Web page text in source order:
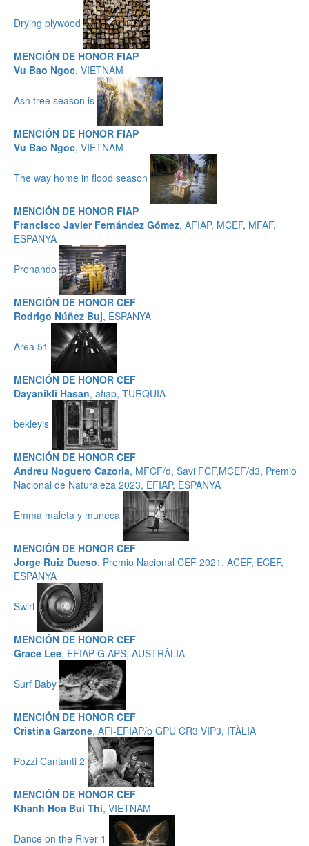
Drying plywood
MENCIÓN DE HONOR FIAP
Vu Bao Ngoc, VIETNAM
Ash tree season is
MENCIÓN DE HONOR FIAP
Vu Bao Ngoc, VIETNAM
The way home in flood season
MENCIÓN DE HONOR FIAP
Francisco Javier Fernández Gómez, AFIAP, MCEF, MFAF,
ESPANYA
Pronando
MENCIÓN DE HONOR CEF
Rodrigo Núñez Buj, ESPANYA
Area 51
MENCIÓN DE HONOR CEF
Dayanikli Hasan, afıap, TURQUIA
bekleyis
MENCIÓN DE HONOR CEF
Andreu Noguero Cazorla, MFCF/d, Savi FCF,MCEF/d3, Premio
Nacional de Naturaleza 2023, EFIAP, ESPANYA
Emma maleta y muneca
MENCIÓN DE HONOR CEF
Jorge Ruiz Dueso, Premio Nacional CEF 2021, ACEF, ECEF,
ESPANYA
Swirl
MENCIÓN DE HONOR CEF
Grace Lee, EFIAP G.APS, AUSTRÀLIA
Surf Baby
MENCIÓN DE HONOR CEF
Cristina Garzone, AFI-EFIAP/p GPU CR3 VIP3, ITÀLIA
Pozzi Cantanti 2
MENCIÓN DE HONOR CEF
Khanh Hoa Bui Thi, VIETNAM
Dance on the River 1